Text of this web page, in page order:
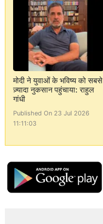
मोदी ने युवाओं के भविष्य को सबसे
ज़्यादा नुकसान पहुंचाया: राहुल
गांधी
Published On 23 Jul 2026
11:11:03